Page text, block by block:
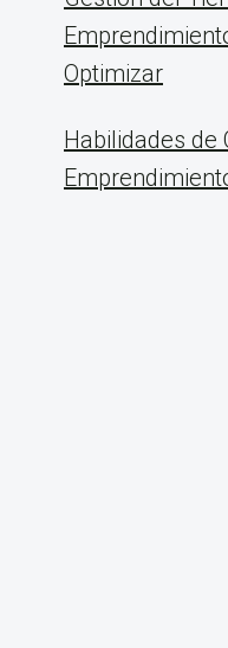
Optimizar
Habilidades de